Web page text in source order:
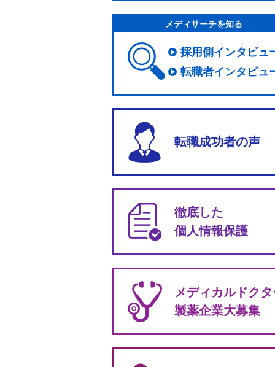
メディサーチを知る
採用側インタビュ
転職者インタビュ
転職成功者の声
徹底した
個人情報保護
メディカルドク
製薬企業大募集